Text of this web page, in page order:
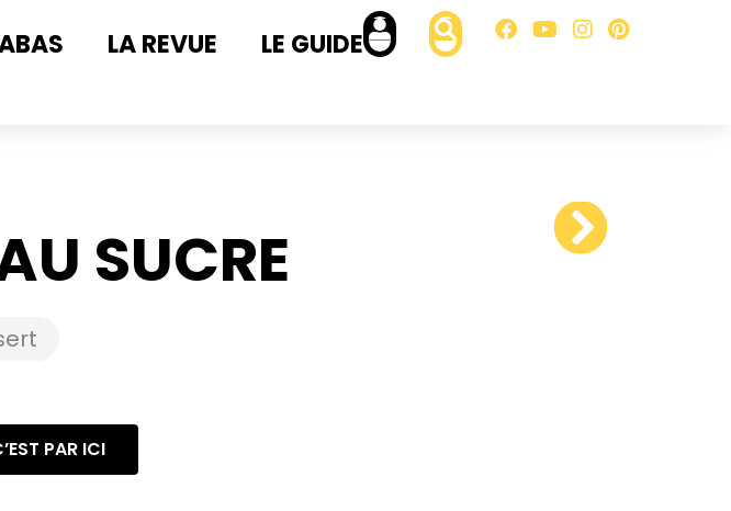
LA REVUE LE GUIDE
SUCRE
PAR ICI